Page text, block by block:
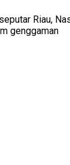
Riau,
genggaman